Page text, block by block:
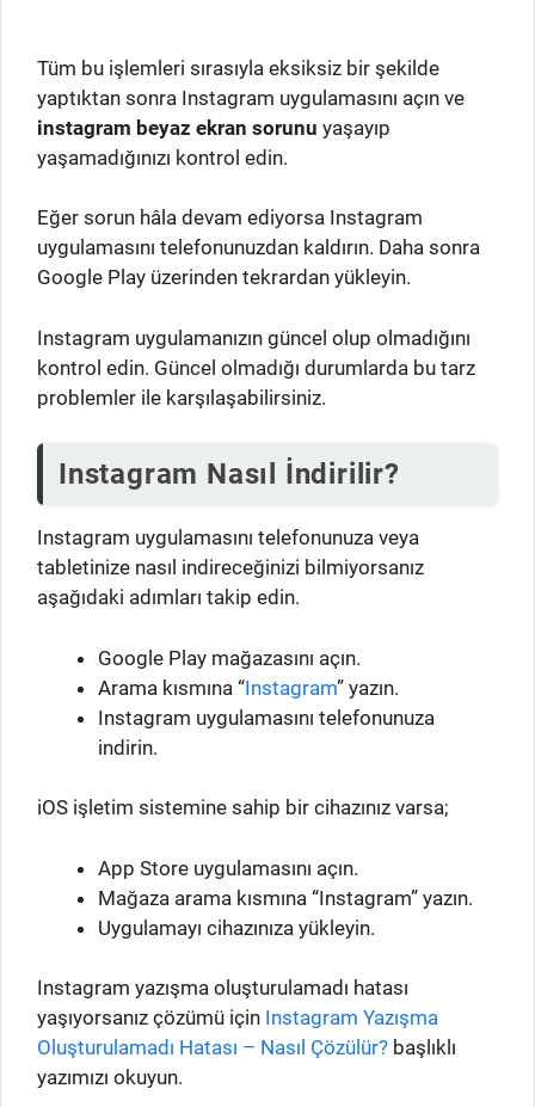
Tüm bu işlemleri sırasıyla eksiksiz bir şekilde
yaptıktan sonra Instagram uygulamasını açın ve
instagram beyaz ekran sorunu yaşayıp
yaşamadığınızı kontrol edin.
Eğer sorun hâla devam ediyorsa Instagram
uygulamasını telefonunuzdan kaldırın. Daha sonra
Google Play üzerinden tekrardan yükleyin.
Instagram uygulamanızın güncel olup olmadığını
kontrol edin. Güncel olmadığı durumlarda bu tarz
problemler ile karşılaşabilirsiniz.
Instagram Nasıl İndirilir?
Instagram uygulamasını telefonunuza veya
tabletinize nasıl indireceğinizi bilmiyorsanız
aşağıdaki adımları takip edin.
Google Play mağazasını açın.
Arama kısmına “Instagram” yazın.
Instagram uygulamasını telefonunuza
indirin.
iOS işletim sistemine sahip bir cihazınız varsa;
App Store uygulamasını açın.
Mağaza arama kısmına “Instagram” yazın.
Uygulamayı cihazınıza yükleyin.
Instagram yazışma oluşturulamadı hatası
yaşıyorsanız çözümü için Instagram Yazışma
Oluşturulamadı Hatası – Nasıl Çözülür? başlıklı
yazımızı okuyun.